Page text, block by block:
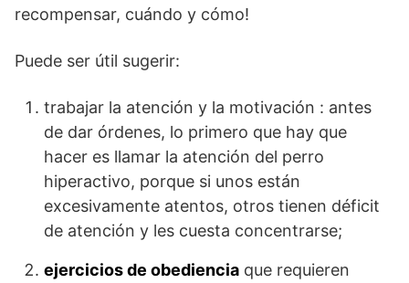
recompensar, cuándo y cómo!
Puede ser útil sugerir:
trabajar la atención y la motivación : antes
de dar órdenes, lo primero que hay que
hacer es llamar la atención del perro
hiperactivo, porque si unos están
excesivamente atentos, otros tienen déficit
de atención y les cuesta concentrarse;
ejercicios de obediencia que requieren